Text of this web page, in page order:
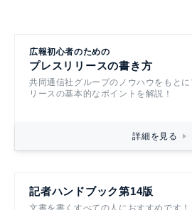
広報初心者のための
プレスリリースの書き方
共同通信社グループのノウハウをもとに
リースの基本的なポイントを解説！
詳細を見る
記者ハンドブック第14版
文書を書くすべての人におすすめです！